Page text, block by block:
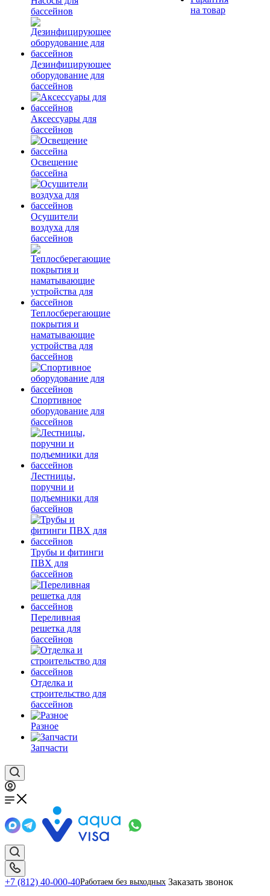
бассейнов
Дезинфицирующее
оборудование для
бассейнов
Аксессуары для
бассейнов
Освещение
бассейна
Осушители
воздуха для
бассейнов
Теплосберегающие
покрытия и
наматывающие
устройства для
бассейнов
Спортивное
оборудование для
бассейнов
Лестницы,
поручни и
подъемники для
бассейнов
Трубы и фитинги
ПВХ для
бассейнов
Переливная
решетка для
бассейнов
Отделка и
строительство для
бассейнов
Разное
Запчасти
на товар
+7 (812) 40-000-40Работаем без выходных Заказать звонок